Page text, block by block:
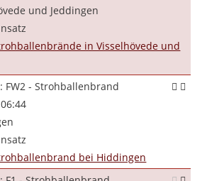
und Jeddingen
in Visselhövede und
FW2 - Strohballenbrand
bei Hiddingen